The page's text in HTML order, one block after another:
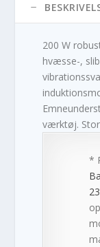
200 W
hvæsse-,
værktøj.
*